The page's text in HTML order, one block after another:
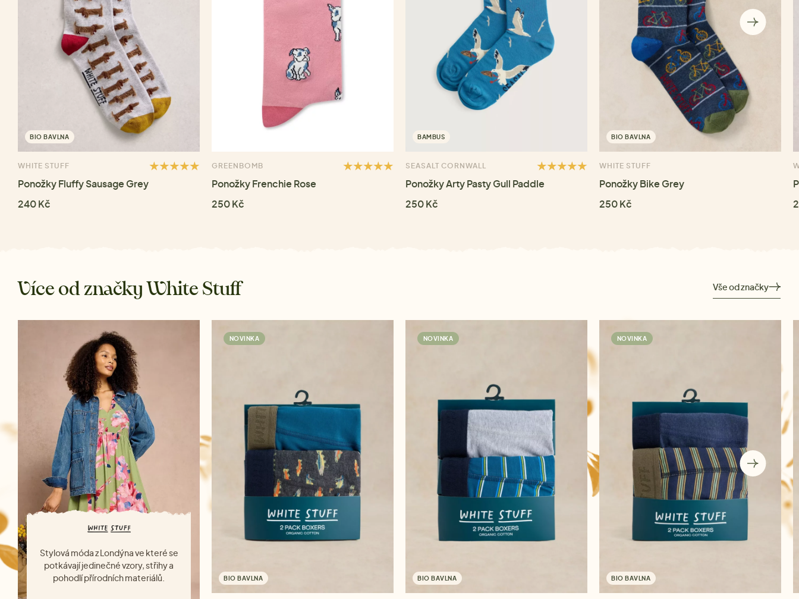
BIO BAVLNA
WHITE STUFF
Ponožky Fluffy Sausage Grey
240 Kč
GREENBOMB
Ponožky Frenchie Rose
250 Kč
BAMBUS
SEASALT CORNWALL
Ponožky Arty Pasty Gull Paddle
250 Kč
BIO BAVLNA
WHITE STUFF
Ponožky Bike Grey
250 Kč
Více od značky White Stuff Vše od značky
Stylová móda z Londýna ve které se
potkávají jedinečné vzory, střihy a
pohodlí přírodních materiálů.
NOVINKA
BIO BAVLNA
NOVINKA
BIO BAVLNA
NOVINKA
BIO BAVLNA